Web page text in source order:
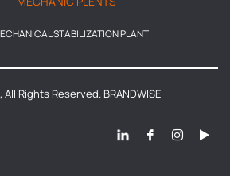
STABILIZATION PLANT
Rights Reserved. BRANDWISE